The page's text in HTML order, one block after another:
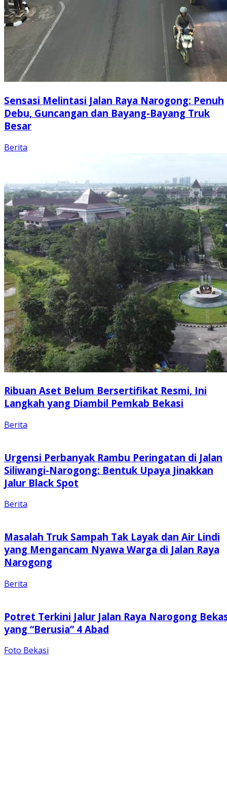
Sensasi Melintasi Jalan Raya Narogong: Penuh
Debu, Guncangan dan Bayang-Bayang Truk
Besar
Berita
Ribuan Aset Belum Bersertifikat Resmi, Ini
Langkah yang Diambil Pemkab Bekasi
Berita
Urgensi Perbanyak Rambu Peringatan di Jalan
Siliwangi-Narogong: Bentuk Upaya Jinakkan
Jalur Black Spot
Berita
Masalah Truk Sampah Tak Layak dan Air Lindi
yang Mengancam Nyawa Warga di Jalan Raya
Narogong
Berita
Potret Terkini Jalur Jalan Raya Narogong
yang “Berusia” 4 Abad
Foto Bekasi